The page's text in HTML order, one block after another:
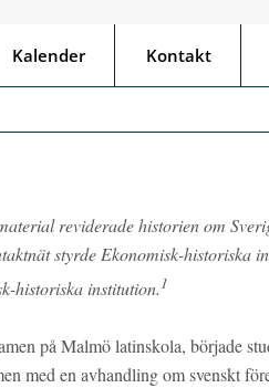
Kalender Kontakt
reviderade historien om
styrde Ekonomisk-historiska
historiska institution.1
på Malmö latinskola, började
med en avhandling om svenskt